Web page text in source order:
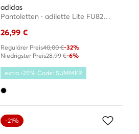
adidas
Pantoletten · adilette Lite FU8298 · Schwarz
26,99 €
Regulärer Preis40,00 €-32%
Niedrigster Preis28,99 €-6%
extra -25% Code: SUMMER
-21%